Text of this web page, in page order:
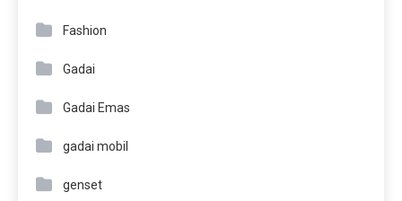
Fashion
Gadai
Gadai Emas
gadai mobil
genset